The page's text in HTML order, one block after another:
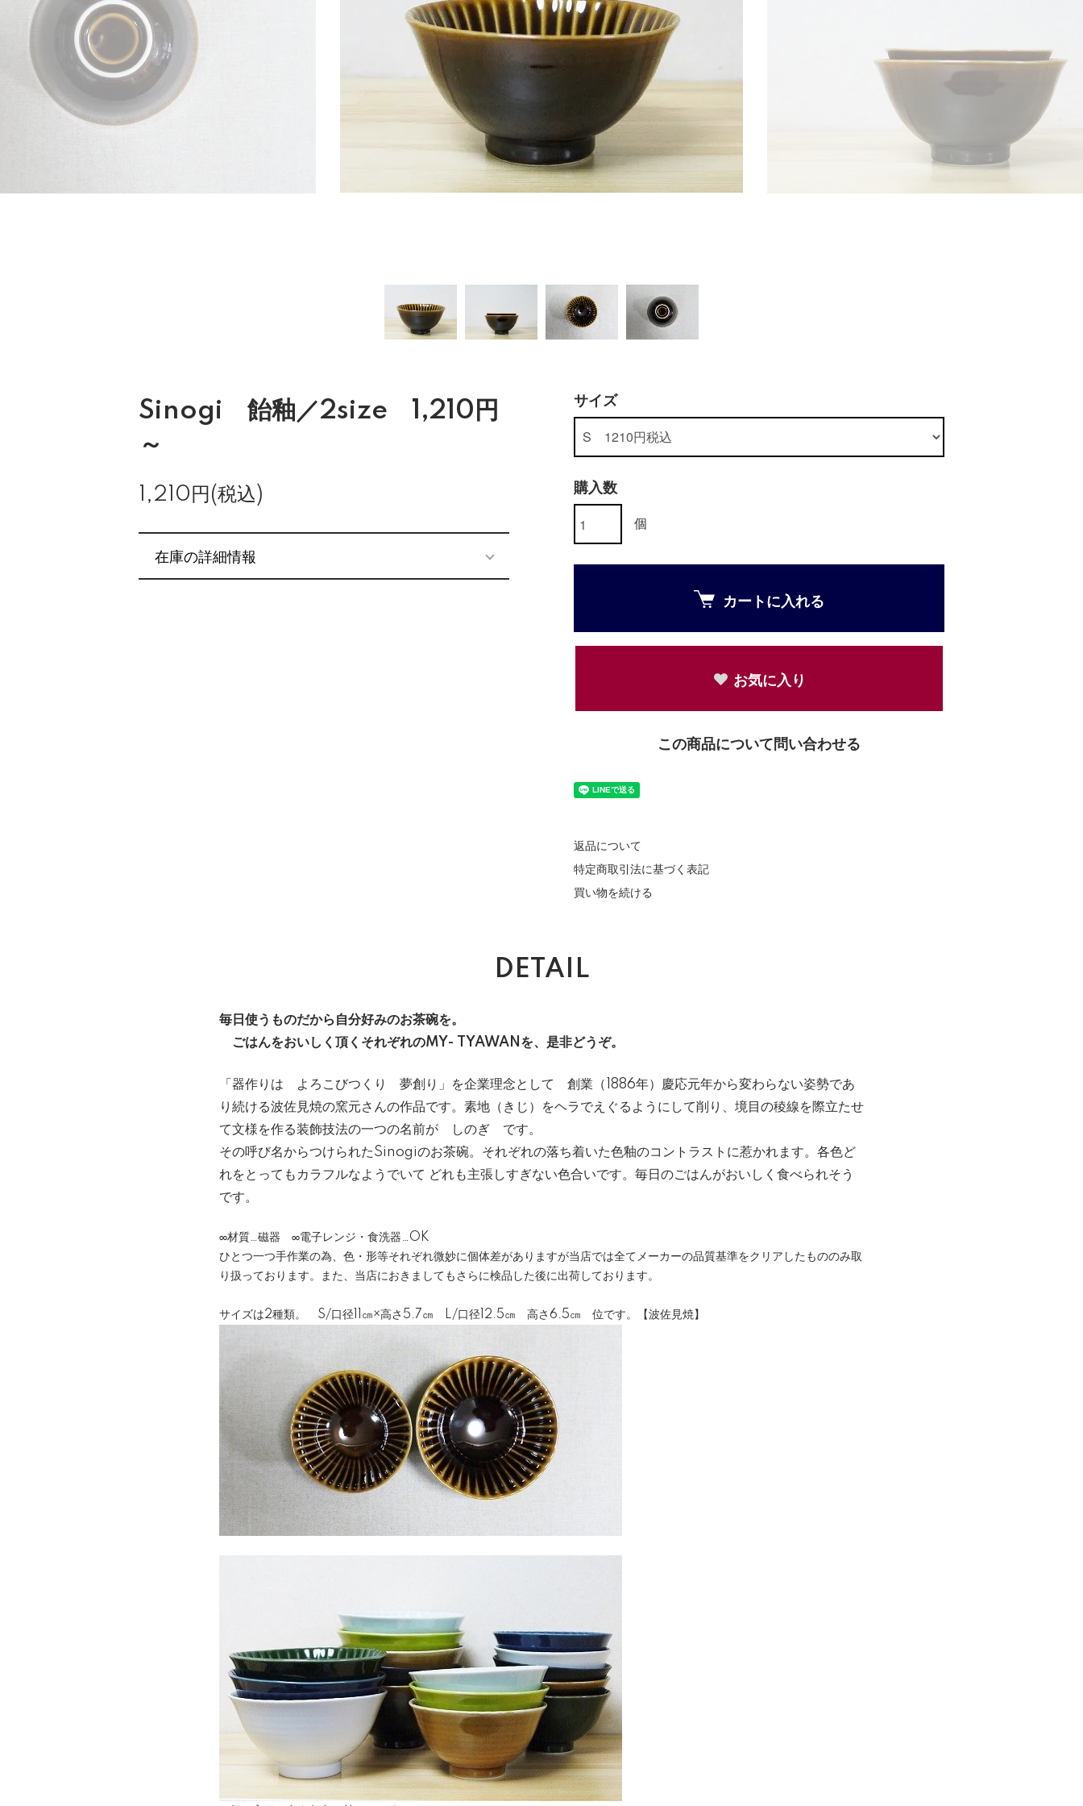
Sinogi 飴釉／2size 1,210円
～
1,210円(税込)
在庫の詳細情報
サイズ
購入数
個
カートに入れる
お気に入り
この商品について問い合わせる
返品について
特定商取引法に基づく表記
買い物を続ける
DETAIL
毎日使うものだから自分好みのお茶碗を。
ごはんをおいしく頂くそれぞれのMY- TYAWANを、是非どうぞ。
「器作りは よろこびつくり 夢創り」を企業理念として 創業（1886年）慶応元年から変わらない姿勢であ
り続ける波佐見焼の窯元さんの作品です。素地（きじ）をヘラでえぐるようにして削り、境目の稜線を際立たせ
て文様を作る装飾技法の一つの名前が しのぎ です。
その呼び名からつけられたSinogiのお茶碗。それぞれの落ち着いた色釉のコントラストに惹かれます。各色ど
れをとってもカラフルなようでいて どれも主張しすぎない色合いです。毎日のごはんがおいしく食べられそう
です。
∞材質…磁器 ∞電子レンジ・食洗器…OK
ひとつ一つ手作業の為、色・形等それぞれ微妙に個体差がありますが当店では全てメーカーの品質基準をクリアしたもののみ取
り扱っております。また、当店におきましてもさらに検品した後に出荷しております。
サイズは2種類。 S/口径11㎝×高さ5.7㎝ L/口径12.5㎝ 高さ6.5㎝ 位です。【波佐見焼】